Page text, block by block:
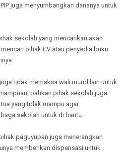
juga menyumbangkan dananya untuk
sekolah yang mencarikan,akan
pihak CV atau penyedia buku
tidak memaksa wali murid lain untuk
bahkan pihak sekolah juga
yang tidak mampu agar
sekolah untuk di bantu.
paguyupan juga menerangkan
memberikan dispensasi untuk